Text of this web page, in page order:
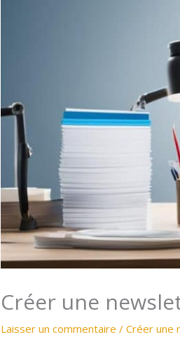
Créer une
Laisser un commentaire /Créer une